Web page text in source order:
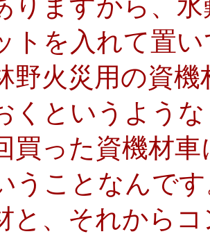
りますから、
トを入れて置
野火災用の資
くというよう
買った資機材
うことなんで
と、それから